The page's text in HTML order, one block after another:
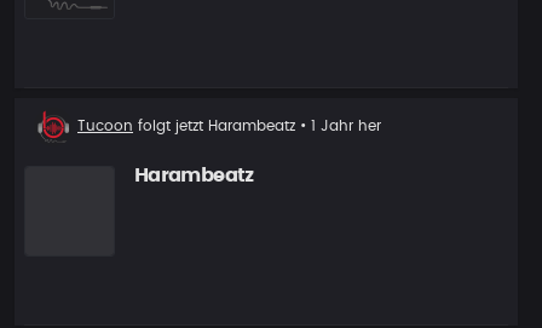
Neuer
Tucoon folgt jetzt Harambeatz • 1 Jahr her
Harambeatz